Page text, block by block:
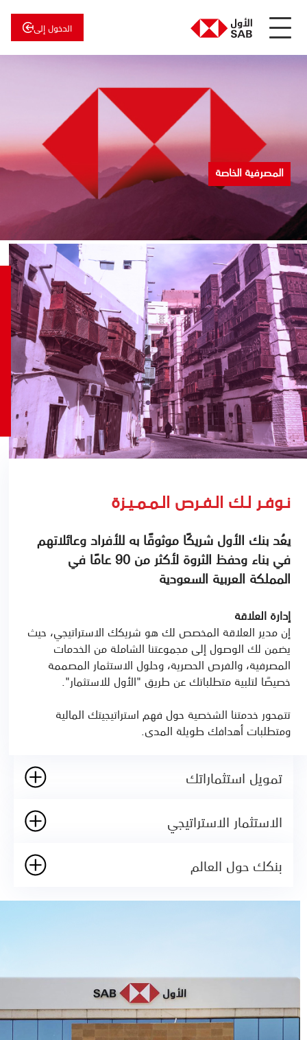
الدخول إلى
عن
الأول
للاستثمار
المصرفية الخاصة
نـوفـر لـك الـفـرص الـمـمـيـزة
يعُد بنك الأول شريكًا موثوقًا به للأفراد وعائلاتهم
في بناء وحفظ الثروة لأكثر من 90 عامًا في
المملكة العربية السعودية
إدارة العلاقة
إن مدير العلاقة المخصص لك هو شريكك الاستراتيجي، حيث
يضمن لك الوصول إلى مجموعتنا الشاملة من الخدمات
المصرفية، والفرص الحصرية، وحلول الاستثمار المصممة
خصيصًا لتلبية متطلباتك عن طريق "الأول للاستثمار".
تتمحور خدمتنا الشخصية حول فهم استراتيجيتك المالية
ومتطلبات أهدافك طويلة المدى.
تمويل استثماراتك
الاستثمار الاستراتيجي
بنكك حول العالم